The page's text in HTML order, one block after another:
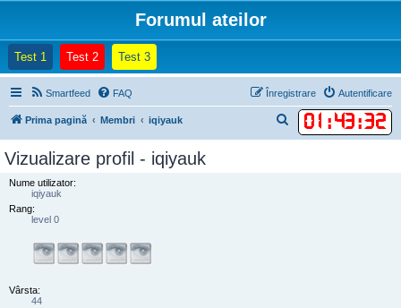
Forumul ateilor
Test 1 (Opens a new tab)
Test 2(Opens a new tab)
Test 3(Opens a new tab)
Smartfeed FAQ Autentificare
Înregistrare
Prima pagină Membri iqiyauk 01 :43:32
ă
Vizualizare profil - iqiyauk
Nume utilizator:
iqiyauk
Rang:
level 0
Vârsta:
44